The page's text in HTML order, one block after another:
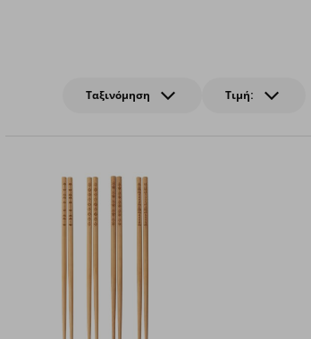
Ταξινόμηση Τιμή: